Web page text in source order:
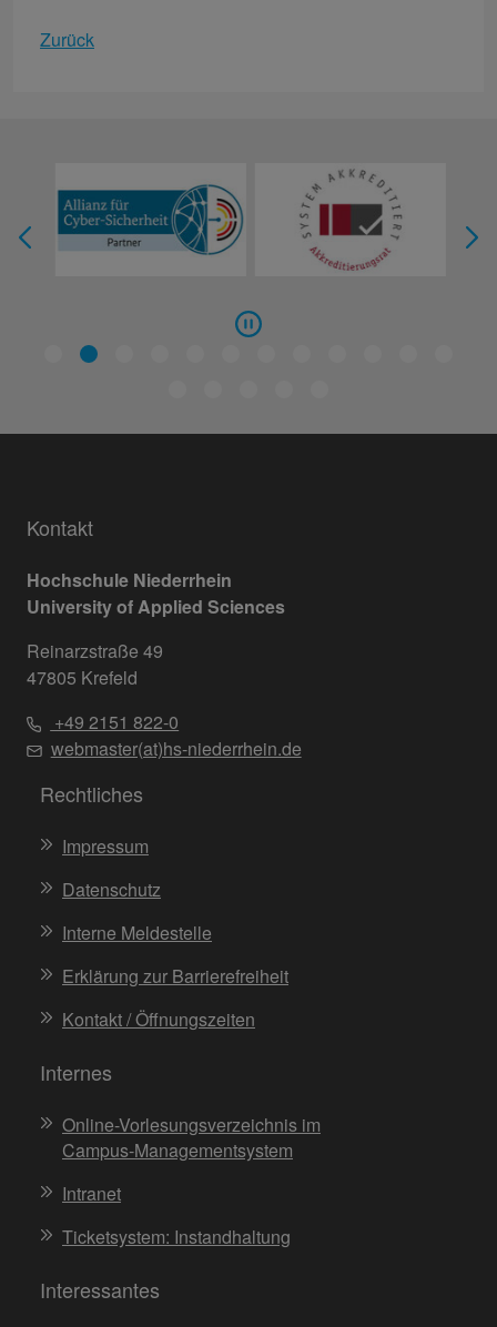
Zurück
Kontakt
Hochschule Niederrhein
University of Applied Sciences
Reinarzstraße 49
47805 Krefeld
+49 2151 822-0
webmaster(at)hs-niederrhein.de
Rechtliches
Impressum
Datenschutz
Interne Meldestelle
Erklärung zur Barrierefreiheit
Kontakt / Öffnungszeiten
Internes
Online-Vorlesungsverzeichnis im
Campus-Managementsystem
Intranet
Ticketsystem: Instandhaltung
Interessantes